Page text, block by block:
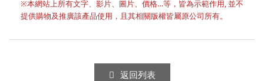
※本網站上所有文字、影片、圖片、價格…等，皆為示範作用, 並不
提供購物及推廣該產品使用，且其相關版權皆屬原公司所有。
返回列表